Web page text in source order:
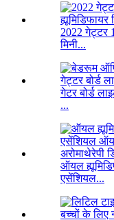
2022 गेट्टर
मिनी...
गेटर बोर्ड
...
ऑयल
एसेंशियल...